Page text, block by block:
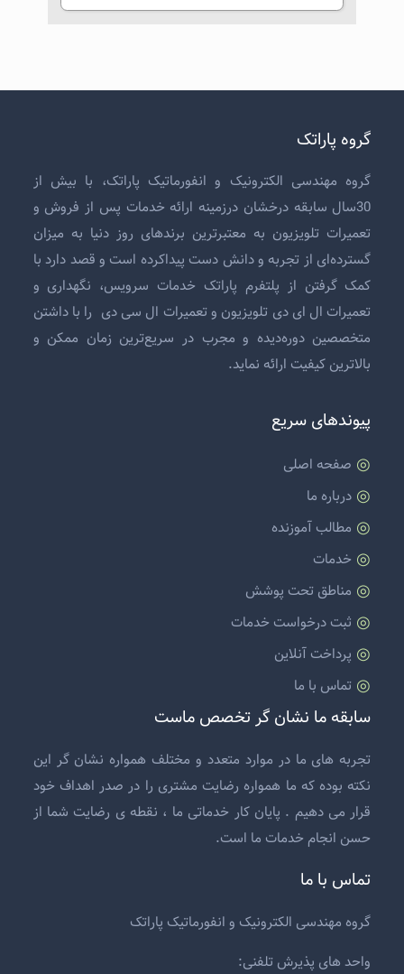
گروه پاراتک
گروه مهندسی الکترونیک و انفورماتیک پاراتک، با بیش از
30سال سابقه درخشان درزمینه ارائه خدمات پس از فروش و
تعمیرات تلویزیون به معتبرترین برندهای روز دنیا به میزان
گسترده‌ای از تجربه و دانش دست پیداکرده است و قصد دارد با
کمک گرفتن از پلتفرم پاراتک خدمات سرویس، نگهداری و
تعمیرات ال ای دی تلویزیون وتعمیرات ال سی دی را با داشتن
متخصصین دوره‌دیده و مجرب در سریع‌ترین زمان ممکن و
بالاترین کیفیت ارائه نماید.
پیوندهای سریع
صفحه اصلی
درباره ما
مطالب آموزنده
خدمات
مناطق تحت پوشش
ثبت درخواست خدمات
پرداخت آنلاین
تماس با ما
سابقه ما نشان گر تخصص ماست
تجربه های ما در موارد متعدد و مختلف همواره نشان گر این
نکته بوده که ما همواره رضایت مشتری را در صدر اهداف خود
قرار می دهیم . پایان کار خدماتی ما ، نقطه ی رضایت شما از
حسن انجام خدمات ما است.
تماس با ما
گروه مهندسی الکترونیک و انفورماتیک پاراتک
واحد های پذیرش تلفنی: